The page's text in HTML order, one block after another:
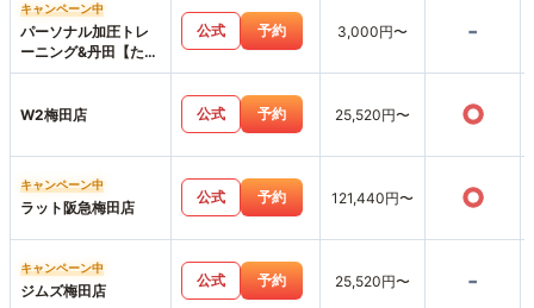
キャンペーン中
パーソナル加圧トレ
ーニング&丹田【たん
でん】波動整体スタ
ツニニナナ-
公式 予約 3,000円〜 -
W2梅田店 公式 予約 25,520円〜 ○
キャンペーン中
ラット阪急梅田店
公式 予約 121,440円〜 ○
キャンペーン中
ジムズ梅田店
公式 予約 25,520円〜 -